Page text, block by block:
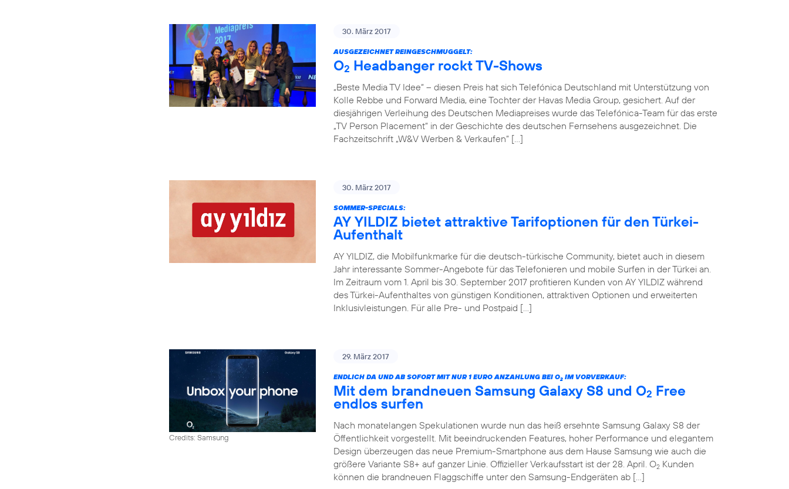
30. März 2017
AUSGEZEICHNET REINGESCHMUGGELT:
O2 Headbanger rockt TV-Shows
„Beste Media TV Idee“ – diesen Preis hat sich Telefónica Deutschland mit Unterstützung von
Kolle Rebbe und Forward Media, eine Tochter der Havas Media Group, gesichert. Auf der
diesjährigen Verleihung des Deutschen Mediapreises wurde das Telefónica-Team für das erste
„TV Person Placement“ in der Geschichte des deutschen Fernsehens ausgezeichnet. Die
Fachzeitschrift „W&V Werben & Verkaufen“ […]
30. März 2017
SOMMER-SPECIALS:
AY YILDIZ bietet attraktive Tarifoptionen für den Türkei-
Aufenthalt
AY YILDIZ, die Mobilfunkmarke für die deutsch-türkische Community, bietet auch in diesem
Jahr interessante Sommer-Angebote für das Telefonieren und mobile Surfen in der Türkei an.
Im Zeitraum vom 1. April bis 30. September 2017 profitieren Kunden von AY YILDIZ während
des Türkei-Aufenthaltes von günstigen Konditionen, attraktiven Optionen und erweiterten
Inklusivleistungen. Für alle Pre- und Postpaid […]
Credits: Samsung
29. März 2017
ENDLICH DA UND AB SOFORT MIT NUR 1 EURO ANZAHLUNG BEI O2 IM VORVERKAUF:
Mit dem brandneuen Samsung Galaxy S8 und O2 Free
endlos surfen
Nach monatelangen Spekulationen wurde nun das heiß ersehnte Samsung Galaxy S8 der
Öffentlichkeit vorgestellt. Mit beeindruckenden Features, hoher Performance und elegantem
Design überzeugen das neue Premium-Smartphone aus dem Hause Samsung wie auch die
größere Variante S8+ auf ganzer Linie. Offizieller Verkaufsstart ist der 28. April. O2 Kunden
können die brandneuen Flaggschiffe unter den Samsung-Endgeräten ab […]